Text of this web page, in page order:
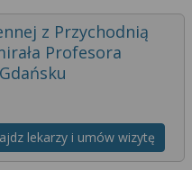
z Przychodnią
Profesora
lekarzy i umów wizytę